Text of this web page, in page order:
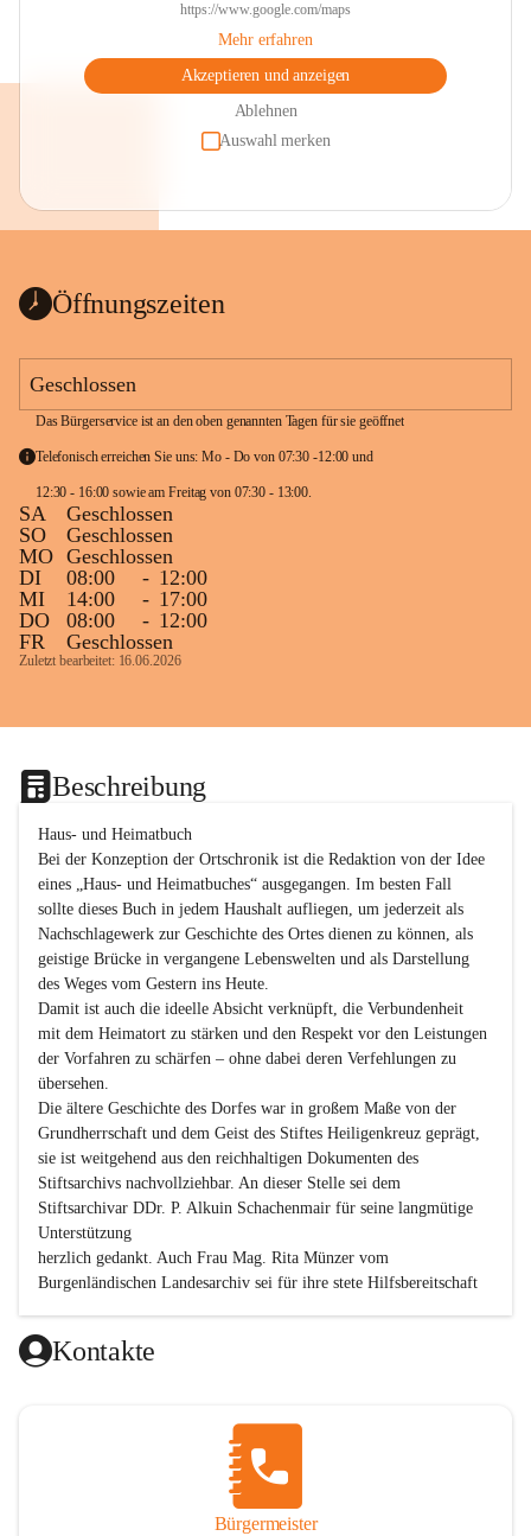
https://www.google.com/maps
Mehr erfahren
Akzeptieren und anzeigen
Ablehnen
Auswahl merken
Öffnungszeiten
Geschlossen
Das Bürgerservice ist an den oben genannten Tagen für sie geöffnet
Telefonisch erreichen Sie uns: Mo - Do von 07:30 -12:00 und
SA
Geschlossen
SO
Geschlossen
MO Geschlossen
DI
08:00 - 12:00
MI
14:00 - 17:00
DO
08:00 - 12:00
FR
Geschlossen
Zuletzt bearbeitet: 16.06.2026
Beschreibung
Haus- und Heimatbuch
Bei der Konzeption der Ortschronik ist die Redaktion von der Idee
eines „Haus- und Heimatbuches“ ausgegangen. Im besten Fall
sollte dieses Buch in jedem Haushalt aufliegen, um jederzeit als
Nachschlagewerk zur Geschichte des Ortes dienen zu können, als
geistige Brücke in vergangene Lebenswelten und als Darstellung
des Weges vom Gestern ins Heute.
Damit ist auch die ideelle Absicht verknüpft, die Verbundenheit
mit dem Heimatort zu stärken und den Respekt vor den Leistungen
der Vorfahren zu schärfen – ohne dabei deren Verfehlungen zu
übersehen.
Die ältere Geschichte des Dorfes war in großem Maße von der
Grundherrschaft und dem Geist des Stiftes Heiligenkreuz geprägt,
sie ist weitgehend aus den reichhaltigen Dokumenten des
Stiftsarchivs nachvollziehbar. An dieser Stelle sei dem
Stiftsarchivar DDr. P. Alkuin Schachenmair für seine langmütige
Unterstützung
herzlich gedankt. Auch Frau Mag. Rita Münzer vom
Burgenländischen Landesarchiv sei für ihre stete Hilfsbereitschaft
Dank gilt den Textautoren dieser Chronik, dem kleinen
Redaktionsteam, für die gute Zusammenarbeit.
gedankt werden, die durch ihre Erinnerungen, Informationen und
durch das Überlassen von Fotos und Dokumenten zum Gesamtbild
dieses Buches wesentlich beigetragen haben.
Der Zeitdruck war enorm, um das Werk auch zeitgerecht für das
Kontakte
Bürgermeister